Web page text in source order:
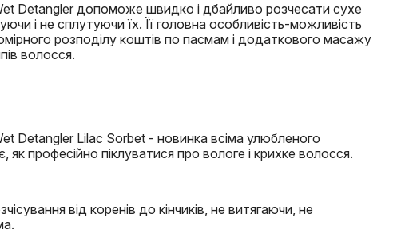
Detangler допоможе швидко і дбайливо розчесати сухе
і не сплутуючи їх. Її головна особливість-можливість
розподілу коштів по пасмам і додаткового масажу
волосся.
Detangler Lilac Sorbet - новинка всіма улюбленого
як професійно піклуватися про вологе і крихке волосся.
від коренів до кінчиків, не витягаючи, не